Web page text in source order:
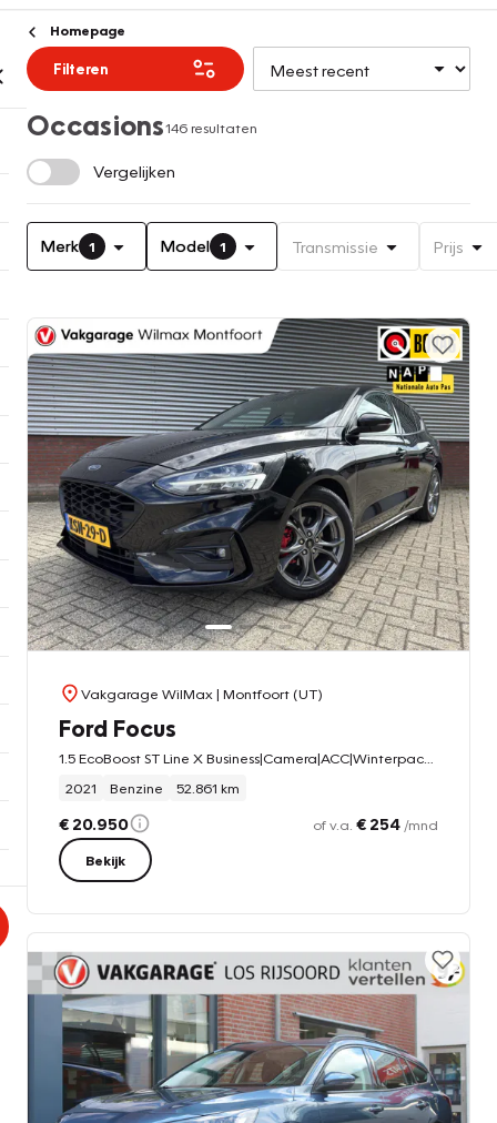
Homepage
Filteren
Occasions146 resultaten
Vergelijken
Merk 1 Model 1 Transmissie Prijs
Vakgarage WilMax | Montfoort (UT)
Ford Focus
2021
Benzine 52.861 km
€ 20.950 of v.a. € 254 /mnd
Bekijk